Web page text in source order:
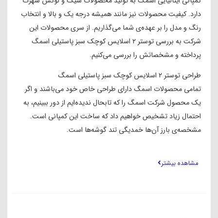
دارد. کیفیت محصولات نیز مانند همیشه درجه یک و بالا و انتخاب
رنگ و مدل را بر عهده‌ی شما می‌گذاریم. از سری محصولات این
شرکت به بررسی توستر ۲ اسلایس کوچک سبز پاستیلی اسمگ
پرداخته و مشخصاتش را بررسی می‌کنیم.
طراحی توستر ۲ اسلایس کوچک سبز پاستیلی اسمگ
تمامی محصولات اسمگ دارای طراحی خاص خود می‌باشند و اگر
یک محصول شرکت اسمگ را که تابحال ندیده‌ایم از دور ببینیم، به
احتمال زیاد تشخیص خواهیم داد که ساخت این کمپانی است.
مشخصه‌ی بارز آن‌ها خمدیگی تند گوشه‌ها است.
بیشتری به انسان می‌دهند و بیشتر دکوراسیون آشپزخانه را گرم و
مشاهده بیشتر